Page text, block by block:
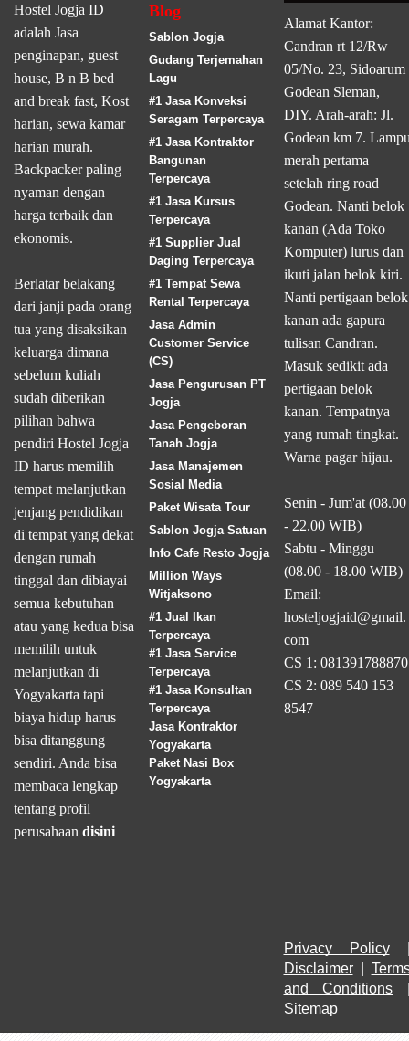
Hostel Jogja ID
adalah Jasa
penginapan, guest
house, B n B bed
and break fast, Kost
harian, sewa kamar
harian murah.
Backpacker paling
nyaman dengan
harga terbaik dan
ekonomis.
Berlatar belakang
dari janji pada orang
tua yang disaksikan
keluarga dimana
sebelum kuliah
sudah diberikan
pilihan bahwa
pendiri Hostel Jogja
ID harus memilih
tempat melanjutkan
jenjang pendidikan
di tempat yang dekat
dengan rumah
tinggal dan dibiayai
semua kebutuhan
atau yang kedua bisa
memilih untuk
melanjutkan di
Yogyakarta tapi
biaya hidup harus
bisa ditanggung
sendiri. Anda bisa
membaca lengkap
tentang profil
perusahaan disini
Blog
Sablon Jogja
Gudang Terjemahan
Lagu
#1 Jasa Konveksi
Seragam Terpercaya
#1 Jasa Kontraktor
Bangunan
Terpercaya
#1 Jasa Kursus
Terpercaya
#1 Supplier Jual
Daging Terpercaya
#1 Tempat Sewa
Rental Terpercaya
Jasa Admin
Customer Service
(CS)
Jasa Pengurusan PT
Jogja
Jasa Pengeboran
Tanah Jogja
Jasa Manajemen
Sosial Media
Paket Wisata Tour
Sablon Jogja Satuan
Info Cafe Resto Jogja
Million Ways
Witjaksono
#1 Jual Ikan
Terpercaya
#1 Jasa Service
Terpercaya
#1 Jasa Konsultan
Terpercaya
Jasa Kontraktor
Yogyakarta
Paket Nasi Box
Yogyakarta
Alamat Kantor:
Candran rt 12/Rw
05/No. 23, Sidoarum
Godean Sleman,
DIY. Arah-arah: Jl.
Godean km 7.
merah pertama
setelah ring road
Godean. Nanti belok
kanan (Ada Toko
Komputer) lurus dan
ikuti jalan belok kiri.
Nanti pertigaan belok
kanan ada gapura
tulisan Candran.
Masuk sedikit ada
pertigaan belok
kanan. Tempatnya
yang rumah tingkat.
Warna pagar hijau.
Senin - Jum'at (08.00
- 22.00 WIB)
Sabtu - Minggu
(08.00 - 18.00 WIB)
Email:
hosteljogjaid@gmail.
com
CS 1: 081391788870
CS 2: 089 540 153
8547
Privacy Policy
Disclaimer |
and Conditions
Sitemap